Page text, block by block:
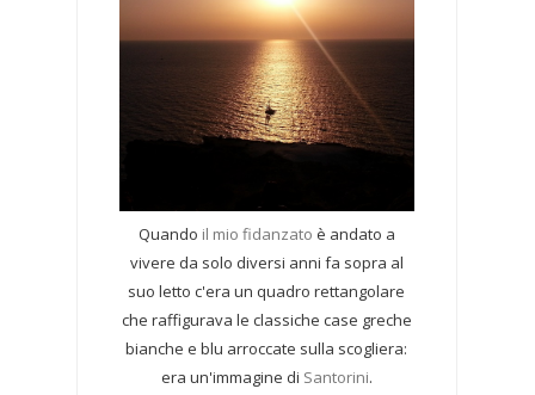
Quando il mio fidanzato è andato a
vivere da solo diversi anni fa sopra al
suo letto c'era un quadro rettangolare
che raffigurava le classiche case greche
bianche e blu arroccate sulla scogliera:
era un'immagine di Santorini.